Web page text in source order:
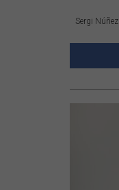
Sergi Núñez